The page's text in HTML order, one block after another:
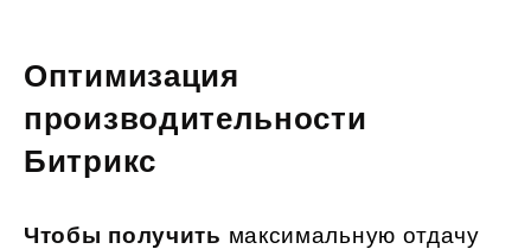
Оптимизация
производительности
Битрикс
Чтобы получить максимальную отдачу